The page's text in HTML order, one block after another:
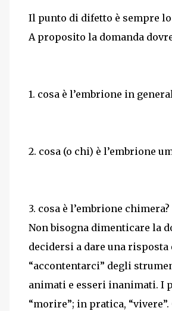
Il punto di difetto è sempre lo
A proposito la domanda
1. cosa è l’embrione in
2. cosa (o chi) è l’embrione
3. cosa è l’embrione chimera?
Non bisogna dimenticare la
decidersi a dare una
“accontentarci” degli
animati e esseri inanimati. I
“morire”; in pratica,